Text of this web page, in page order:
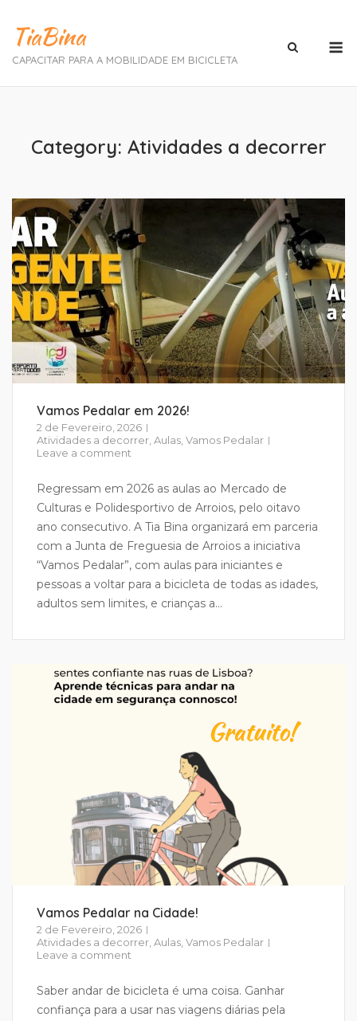
content
TiaBina
CAPACITAR PARA A MOBILIDADE EM BICICLETA
Category: Atividades a decorrer
Vamos Pedalar em 2026!
2 de Fevereiro, 2026
Atividades a decorrer Aulas Vamos Pedalar
Leave a comment
Regressam em 2026 as aulas ao Mercado de
Culturas e Polidesportivo de Arroios, pelo oitavo
ano consecutivo. A Tia Bina organizará em parceria
com a Junta de Freguesia de Arroios a iniciativa
“Vamos Pedalar”, com aulas para iniciantes e
pessoas a voltar para a bicicleta de todas as idades,
adultos sem limites, e crianças a...
Vamos Pedalar na Cidade!
2 de Fevereiro, 2026
Atividades a decorrer, Aulas, Vamos Pedalar
Leave a comment
Saber andar de bicicleta é uma coisa. Ganhar
confiança para a usar nas viagens diárias pela